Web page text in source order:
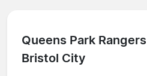
Queens Park Rangers
Bristol City